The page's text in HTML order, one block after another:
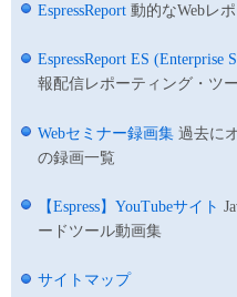
EspressReport 動的なWebレ
EspressReport ES (Enterprise
報配信レポーティング・ツ
Webセミナー録画集 過去に
の録画一覧
【Espress】YouTubeサイト
ードツール動画集
サイトマップ